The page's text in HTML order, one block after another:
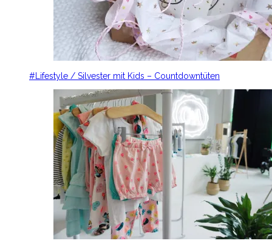
#Lifestyle / Silvester mit Kids – Countdowntüten